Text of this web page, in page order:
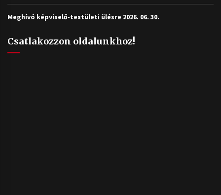
Meghívó képviselő-testületi ülésre 2026. 06. 30.
Csatlakozzon oldalunkhoz!